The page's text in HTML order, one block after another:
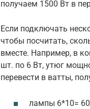
получаем 1500 Вт в
Если подключать
чтобы посчитать,
вместе. Например, в
шт. по 6 Вт, утюг
перевести в ватты,
лампы 6*10=